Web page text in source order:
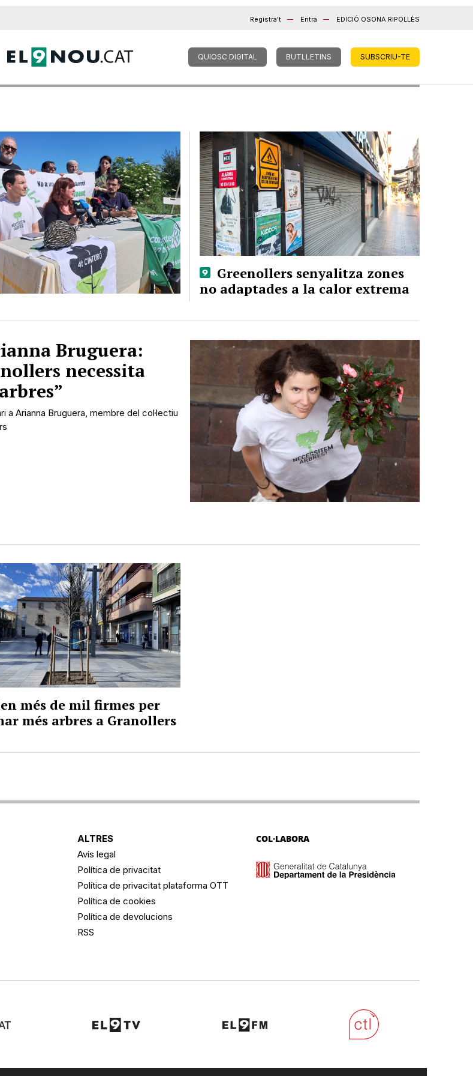
Registra't Entra EDICIÓ OSONA RIPOLLÈS
QUIOSC DIGITAL BUTLLETINS SUBSCRIU-TE
Greenollers senyalitza zones
no adaptades a la calor extrema
Bruguera:
necessita
a Arianna Bruguera, membre del col·lectiu
més de mil firmes per
més arbres a Granollers
ALTRES
Avís legal
Política de privacitat
Política de privacitat plataforma OTT
Política de cookies
Política de devolucions
RSS
COL·LABORA